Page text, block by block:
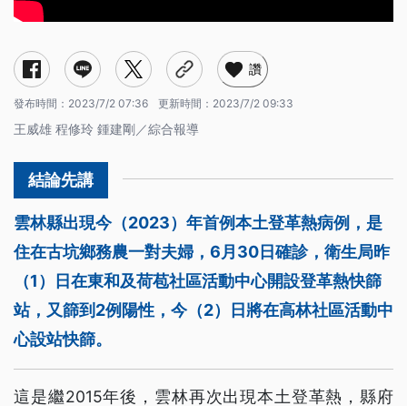
讚
發布時間： 2023/7/2 07:36 更新時間： 2023/7/2 09:33
王威雄 程修玲 鍾建剛／綜合報導
雲林縣出現今（2023）年首例本土登革熱病例，是
住在古坑鄉務農一對夫婦，6月30日確診，衛生局昨
（1）日在東和及荷苞社區活動中心開設登革熱快篩
站，又篩到2例陽性，今（2）日將在高林社區活動中
心設站快篩。
這是繼2015年後，雲林再次出現本土登革熱，縣府